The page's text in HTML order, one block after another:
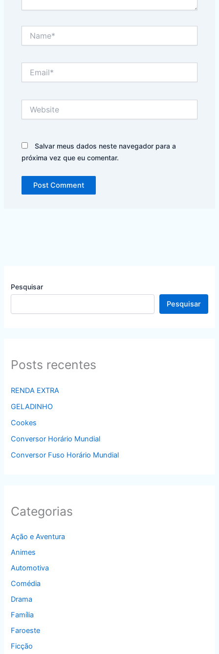
Salvar meus dados neste navegador para a
próxima vez que eu comentar.
Pesquisar
Pesquisar
Posts recentes
RENDA EXTRA
GELADINHO
Cookes
Conversor Horário Mundial
Conversor Fuso Horário Mundial
Categorias
Ação e Aventura
Animes
Automotiva
Comédia
Drama
Família
Faroeste
Ficção